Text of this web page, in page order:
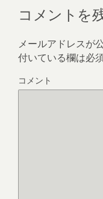
コメントを
メールアドレスが
付いている欄は必
コメント